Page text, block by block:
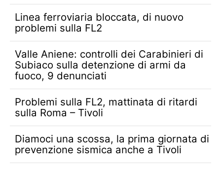
Linea ferroviaria bloccata, di nuovo
problemi sulla FL2
Valle Aniene: controlli dei Carabinieri di
Subiaco sulla detenzione di armi da
fuoco, 9 denunciati
Problemi sulla FL2, mattinata di ritardi
sulla Roma – Tivoli
Diamoci una scossa, la prima giornata di
prevenzione sismica anche a Tivoli